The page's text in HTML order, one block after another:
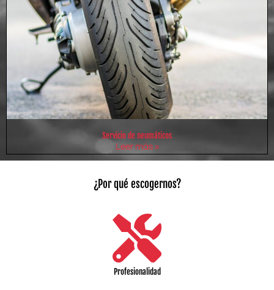
Servicio de neumáticos
Leer más »
¿Por qué escogernos?
Profesionalidad